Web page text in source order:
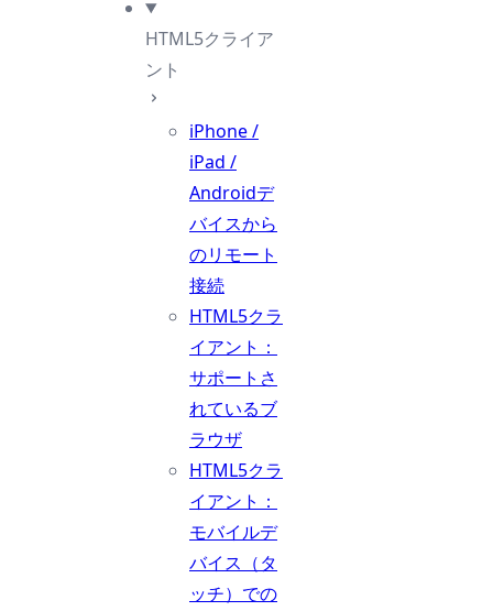
HTML5クライア
ント
iPhone /
iPad /
Androidデ
バイスから
のリモート
接続
HTML5クラ
イアント：
サポートさ
れているブ
ラウザ
HTML5クラ
イアント：
モバイルデ
バイス（タ
ッチ）での